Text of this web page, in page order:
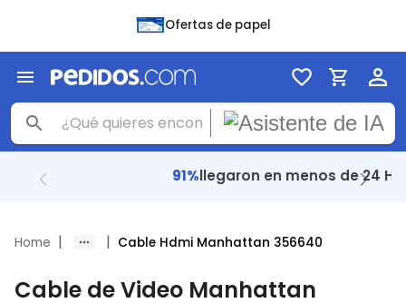
Ofertas de papel
reseñas con4.8
Home | | Cable Hdmi Manhattan 356640
Cable de Video Manhattan